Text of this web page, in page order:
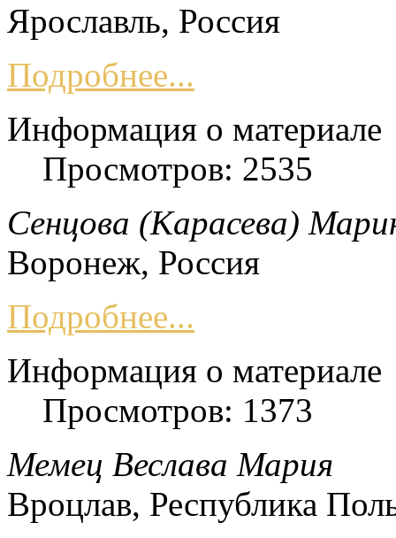
Ярославль, Россия
Подробнее...
Информация о материале
Просмотров: 2535
Сенцова (Карасева)
Воронеж, Россия
Подробнее...
Информация о материале
Просмотров: 1373
Мемец Веслава Мария
Вроцлав, Республика